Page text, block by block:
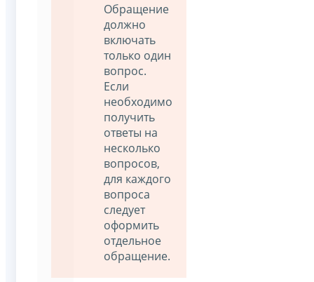
Обращение
должно
включать
только один
вопрос.
Если
необходимо
получить
ответы на
несколько
вопросов,
для каждого
вопроса
следует
оформить
отдельное
обращение.